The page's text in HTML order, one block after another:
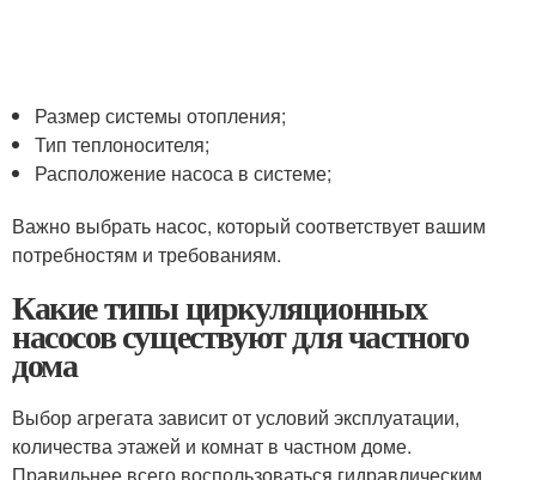
Размер системы отопления;
Тип теплоносителя;
Расположение насоса в системе;
Важно выбрать насос, который соответствует вашим
потребностям и требованиям.
Какие типы циркуляционных
насосов существуют для частного
дома
Выбор агрегата зависит от условий эксплуатации,
количества этажей и комнат в частном доме.